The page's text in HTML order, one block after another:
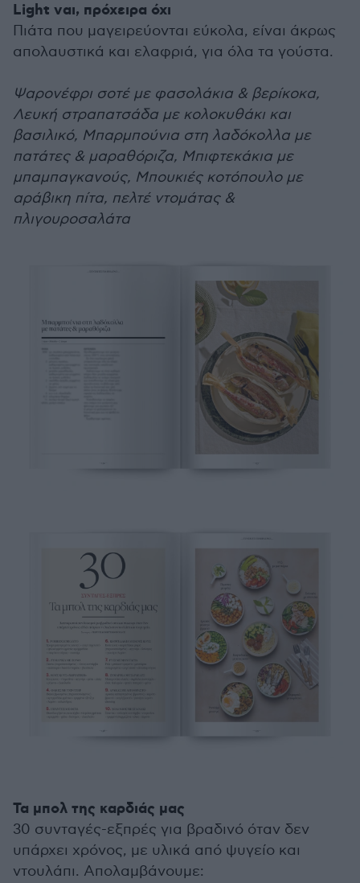
Light ναι, πρόχειρα όχι
Πιάτα που μαγειρεύονται εύκολα, είναι άκρως
απολαυστικά και ελαφριά, για όλα τα γούστα.
Ψαρονέφρι σοτέ με φασολάκια & βερίκοκα,
Λευκή στραπατσάδα με κολοκυθάκι και
βασιλικό, Μπαρμπούνια στη λαδόκολλα με
πατάτες & μαραθόριζα, Μπιφτεκάκια με
μπαμπαγκανούς, Μπουκιές κοτόπουλο με
αράβικη πίτα, πελτέ ντομάτας &
πλιγουροσαλάτα
Τα μπολ της καρδιάς μας
30 συνταγές-εξπρές για βραδινό όταν δεν
υπάρχει χρόνος, με υλικά από ψυγείο και
ντουλάπι. Απολαμβάνουμε: